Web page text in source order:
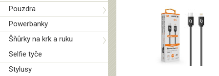
Pouzdra
Powerbanky
Šňůrky na krk a ruku
Selfie tyče
Stylusy